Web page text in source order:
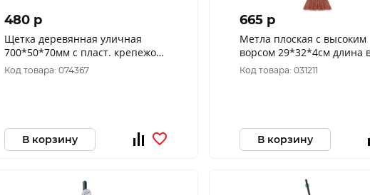
480 p
Щетка деревянная уличная
700*50*70мм с пласт. крепежом
(24 шт/кор) арт 1051
Код товара: 074367
В корзину
665 p
Метла плоская с высоким
ворсом 29*32*4см длина ворса
22см,0,77кг БЦМ 2027
Код товара: 031211
В корзину